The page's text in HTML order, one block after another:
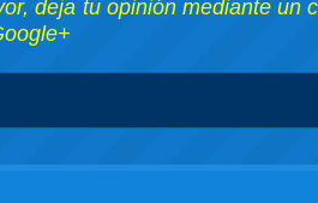
deja tu opinión mediante